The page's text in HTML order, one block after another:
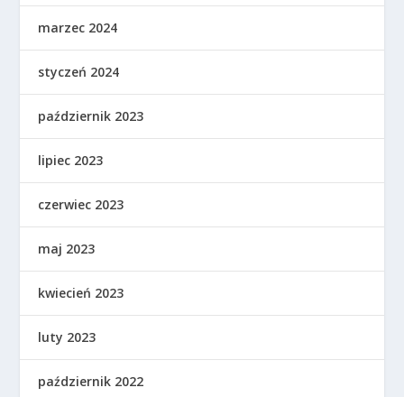
marzec 2024
styczeń 2024
październik 2023
lipiec 2023
czerwiec 2023
maj 2023
kwiecień 2023
luty 2023
październik 2022